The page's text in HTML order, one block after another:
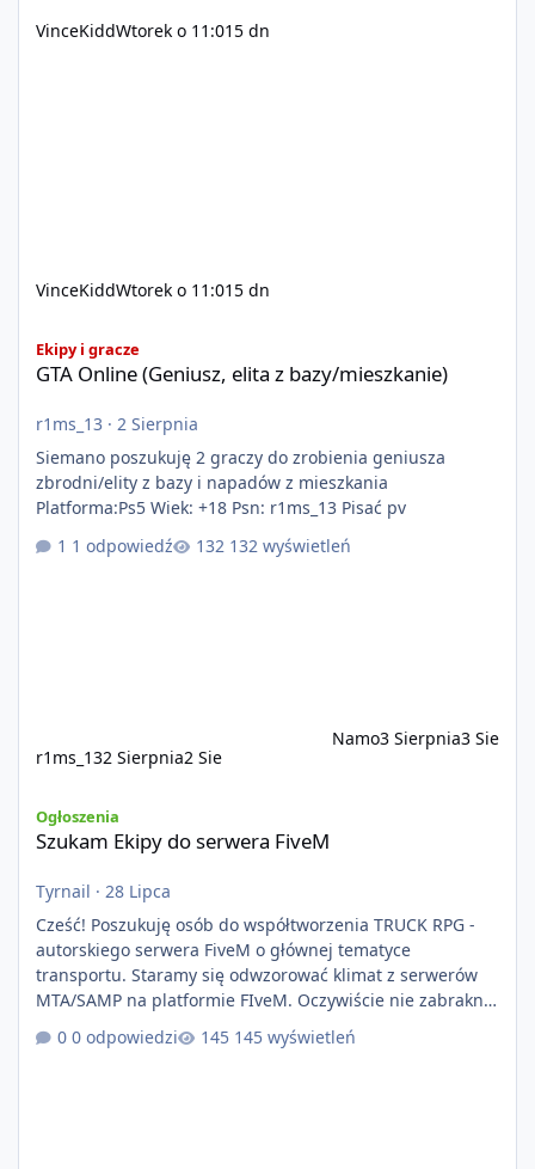
VinceKiddWtorek o 11:015 dn
VinceKiddWtorek o 11:015 dn
Ekipy i gracze
GTA Online (Geniusz, elita z bazy/mieszkanie)
r1ms_13 · 2 Sierpnia
Siemano poszukuję 2 graczy do zrobienia geniusza
zbrodni/elity z bazy i napadów z mieszkania
Platforma:Ps5 Wiek: +18 Psn: r1ms_13 Pisać pv
1 odpowiedź
132 wyświetleń
r1ms_132 Sierpnia2 Sie
Namo3 Sierpnia3 Sie
Ogłoszenia
Szukam Ekipy do serwera FiveM
Tyrnail · 28 Lipca
Cześć! Poszukuję osób do współtworzenia TRUCK RPG -
autorskiego serwera FiveM o głównej tematyce
transportu. Staramy się odwzorować klimat z serwerów
MTA/SAMP na platformie FIveM. Oczywiście nie zabraknie
kontentu dla graczy którzy chcą robić coś innego niż
jeździć ciężarówką. Projekt tworzony jest od podstaw z
0 odpowiedzi 145 wyświetleń